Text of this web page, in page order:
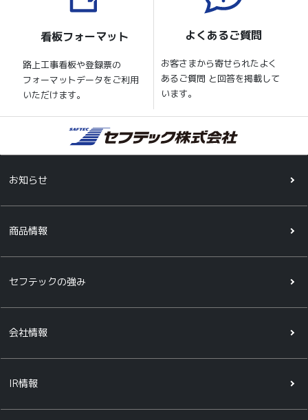
看板フォーマット
路上工事看板や登録票の
フォーマットデータをご利用
いただけます。
よくあるご質問
お客さまから寄せられたよく
あるご質問 と回答を掲載して
います。
お知らせ
商品情報
セフテックの強み
会社情報
IR情報